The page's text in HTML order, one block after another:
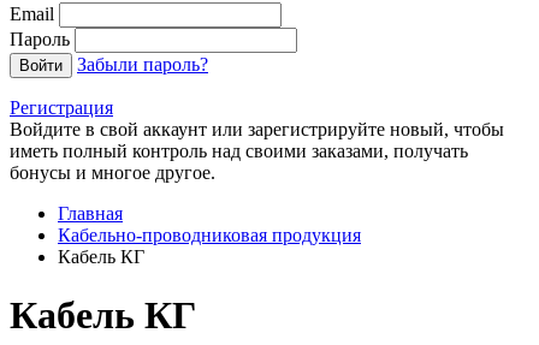
Email
Пароль
Войти Забыли пароль?
Регистрация
Войдите в свой аккаунт или зарегистрируйте новый, чтобы
иметь полный контроль над своими заказами, получать
бонусы и многое другое.
Главная
Кабельно-проводниковая продукция
Кабель КГ
Кабель КГ